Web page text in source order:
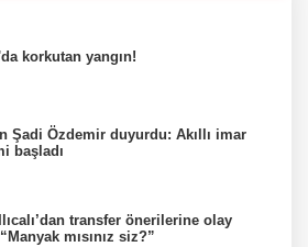
korkutan yangın!
Şadi Özdemir duyurdu: Akıllı imar
başladı
transfer önerilerine olay
mısınız siz?”